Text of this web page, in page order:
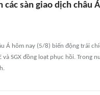
các sàn giao dịch châu
Á hôm nay (5/8) biến động trái
và SGX đồng loạt phục hồi. Trong